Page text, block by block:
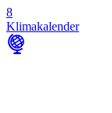
8
Klimakalender